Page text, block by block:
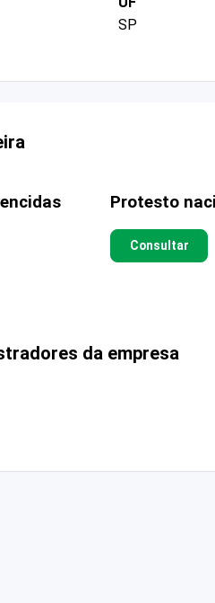
SP
Protesto
Consultar
da empresa